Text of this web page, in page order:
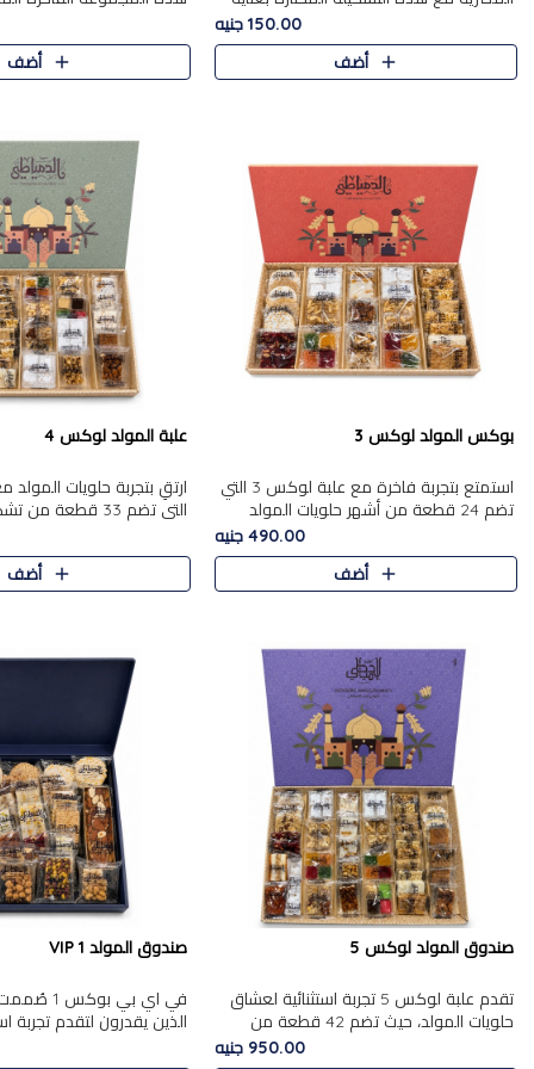
من 9 قطع. تتضمن التشكيلة جوزرية مع
فول،ملبان سادة، ملبان
150.00 جنيه
أضف
قطعة، والتي تم اختيارها
تشكيلة واسعة من الحلويات
المفضلة. تشمل المجموعة
أضف
بوكس المولد لوكس 3
استمتع بتجربة فاخرة مع علبة لوكس 3 التي
تضم 24 قطعة من أشهر حلويات المولد
الشرقية المختارة بعناية. تحتوي التشكيلة على
الجزرية بالفول، والملب..
490.00 جنيه
أضف
علبة المولد لوكس 4
التي تضم 33 قطعة
ومتنوعة من أشهر
العلبة على الجزرية بالفول،..
أضف
صندوق المولد لوكس 5
تقدم علبة لوكس 5 تجربة استثنائية لعشاق
حلويات المولد، حيث تضم 42 قطعة من
تشكيلة فاخرة تجمع بين أشهر الأصناف
950.00 جنيه
صندوق المولد VIP 1
في اي بي
الذين يقدرون لتقدم تجربة
تجمع بين أفخر حلويات